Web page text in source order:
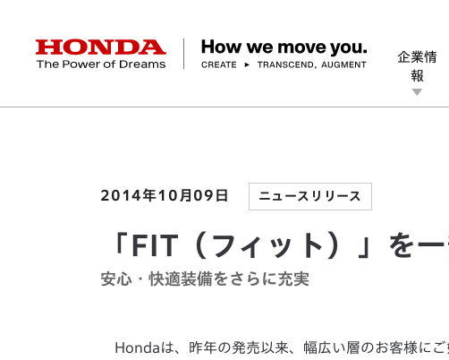
HONDA The Power of Dreams
企業情
報
社長メッセージ 経営方針 会社概要 ヒストリー
バイク パワープロダクツ マリン その他事業
テクノロジー デザイン オープンイノベーション
ESGレポート Honda Report 環境 社会 ガバナンス
IR資料室 財務・業績情報 株式・債券情報
ニュースルーム
Discover Honda
「FIT（フィット）」を一部改良
2014年10月09日 ニュースリリース
「FIT（フィット）」を
安心・快適装備をさらに充実
Hondaは、昨年の発売以来、幅広い層のお客様にご